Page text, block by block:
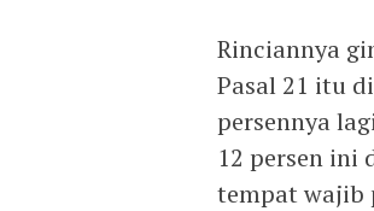
Rinciannya
Pasal 21 itu
persennya
12 persen ini
tempat wajib